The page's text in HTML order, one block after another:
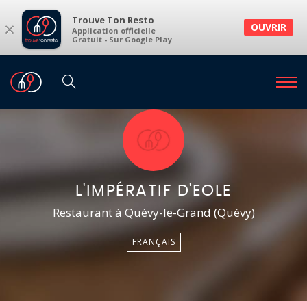
× Trouve Ton Resto
Application officielle
Gratuit - Sur Google Play
OUVRIR
L'IMPÉRATIF D'EOLE
Restaurant à Quévy-le-Grand (Quévy)
FRANÇAIS